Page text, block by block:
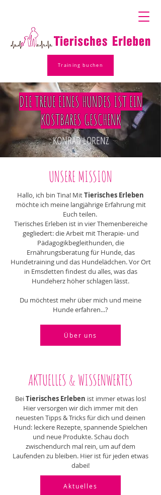
Training buchen
DIE TREUE EINES HUNDES IST EIN
KOSTBARES GESCHENK
KONRAD LORENZ
UNSERE MISSION
Hallo, ich bin Tina! MitTierisches Erleben
möchte ich meine langjährige Erfahrung mit
Euch teilen.
Tierisches Erleben ist in vier Themenbereiche
gegliedert: die Arbeit mit Therapie- und
Pädagogikbegleithunden, die
Ernährungsberatung für Hunde, das
Hundetraining und das Hundelädchen. Vor Ort
in Emsdetten findest du alles, was das
Hundeherz höher schlagen lässt.
Du möchtest mehr über mich und meine
Hunde erfahren...?
Über uns
AKTUELLES & WISSENWERTES
BeiTierisches Erleben ist immer etwas los!
Hier versorgen wir dich immer mit den
neuesten Tipps & Tricks für dich und deinen
Hund: leckere Rezepte, spannende Spielchen
und neue Produkte. Schau doch
zwischendurch mal rein, um auf dem
Laufenden zu bleiben. Hier ist für jeden etwas
dabei!
Aktuelles